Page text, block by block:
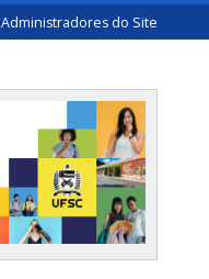
Administradores do Site